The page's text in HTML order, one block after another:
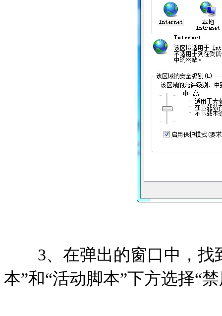
3、在弹出的窗口中，找
本”和“活动脚本”下方选择“